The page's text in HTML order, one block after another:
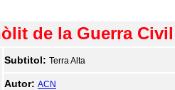
de la Guerra Civil
Subtitol: Terra Alta
Autor: ACN